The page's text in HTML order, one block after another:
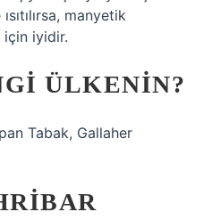
manyetik
iyidir.
ÜLKENIN?
Tabak, Gallaher